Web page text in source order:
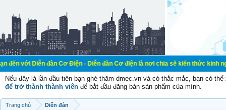
đàn Cơ Điện - Diễn đàn Cơ điện là nơi chia sẽ kiến thức kinh nghiệm
Nếu đây là lần đầu tiên bạn ghé thăm dmec.vn và có thắc mắc, bạn có
để trở thành thành viên để bắt đầu đăng bán sản phẩm của mình.
Trang chủ Diễn đàn